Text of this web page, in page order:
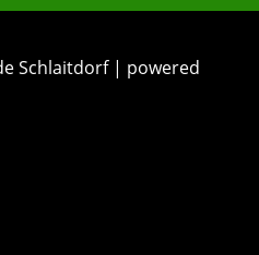
Schlaitdorf | powered